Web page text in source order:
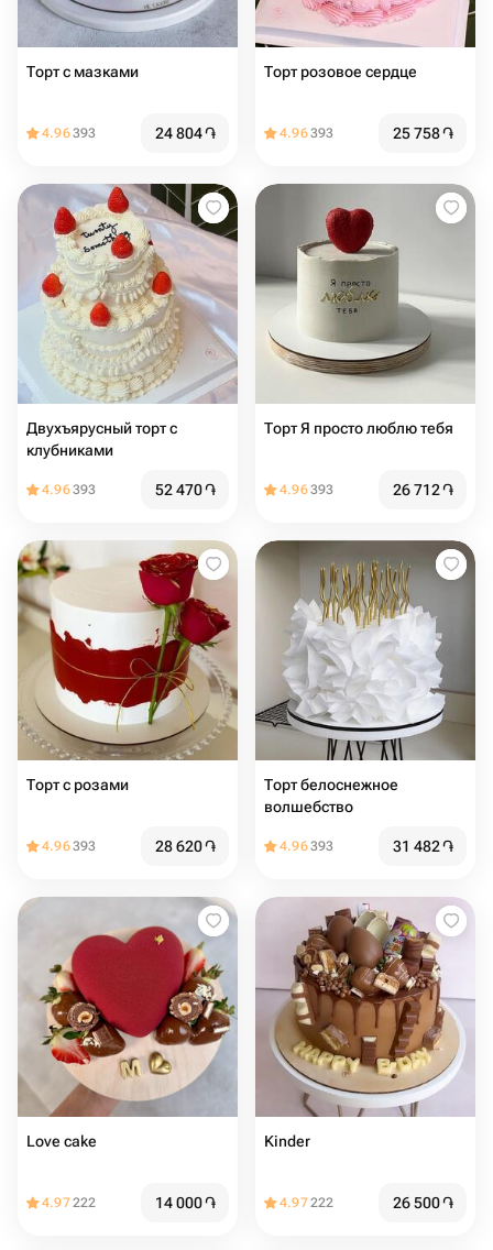
Торт с мазками
4.96393 24 804֏
Торт розовое сердце
4.96393 25 758֏
Двухъярусный торт с
клубниками
4.96393 52 470֏
Торт Я просто люблю тебя
4.96393 26 712֏
Торт с розами
4.96393 28 620֏
Торт белоснежное
волшебство
4.96393 31 482֏
Love cake ️
4.97222 14 000֏
Kinder
4.97222 26 500֏